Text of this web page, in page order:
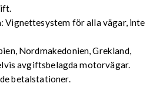
Vignettesystem för alla vägar, inte
Nordmakedonien, Grekland,
avgiftsbelagda motorvägar.
betalstationer.